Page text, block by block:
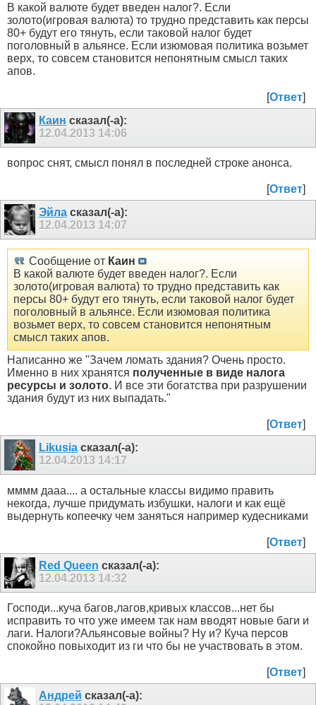
В какой валюте будет введен налог?. Если
золото(игровая валюта) то трудно представить как персы
80+ будут его тянуть, если таковой налог будет
поголовный в альянсе. Если изюмовая политика возьмет
верх, то совсем становится непонятным смысл таких
апов.
[Ответ]
Каин сказал(-а):
12.04.2013 14:06
вопрос снят, смысл понял в последней строке анонса.
[Ответ]
Эйла сказал(-а):
12.04.2013 14:07
Сообщение от Каин
В какой валюте будет введен налог?. Если
золото(игровая валюта) то трудно представить как
персы 80+ будут его тянуть, если таковой налог будет
поголовный в альянсе. Если изюмовая политика
возьмет верх, то совсем становится непонятным
смысл таких апов.
Написанно же "Зачем ломать здания? Очень просто.
Именно в них хранятся полученные в виде налога
ресурсы и золото. И все эти богатства при разрушении
здания будут из них выпадать."
[Ответ]
Likusia сказал(-а):
12.04.2013 14:17
мммм дааа.... а остальные классы видимо править
некогда, лучше придумать избушки, налоги и как ещё
выдернуть копеечку чем заняться например кудесниками
[Ответ]
Red Queen сказал(-а):
12.04.2013 14:32
Господи...куча багов,лагов,кривых классов...нет бы
исправить то что уже имеем так нам вводят новые баги и
лаги. Налоги?Альянсовые войны? Ну и? Куча персов
спокойно повыходит из ги что бы не участвовать в этом.
[Ответ]
Андрей сказал(-а):